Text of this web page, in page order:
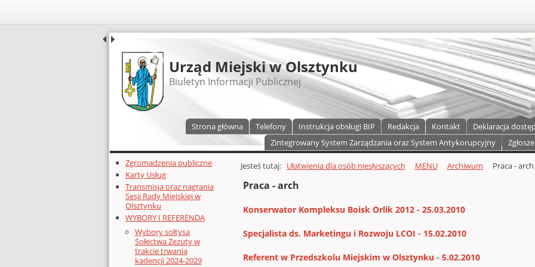
UDOSTĘPNIJ
Urząd Miejski w Olsztynku
Biuletyn Informacji Publicznej
Strona główna Telefony Instrukcja obsługi BIP Redakcja Kontakt Deklaracja
Zintegrowany System Zarządzania oraz System Antykorupcyjny
Dodatkowe zasoby (lewa kolumna)
Zgromadzenia publiczne
Karty Usług
Transmisja oraz nagrania
Sesji Rady Miejskiej w
Olsztynku
WYBORY I REFERENDA
Wybory sołtysa
Sołectwa Zezuty w
trakcie trwania
kadencji 2024-2029
Głównej zawartości
Jesteś tutaj: Ułatwienia dla osób niesłyszących MENU Archiwum Praca - arch
Praca - arch
Konserwator Kompleksu Boisk Orlik 2012 - 25.03.2010
Specjalista ds. Marketingu i Rozwoju LCOI - 15.02.2010
Referent w Przedszkolu Miejskim w Olsztynku - 5.02.2010